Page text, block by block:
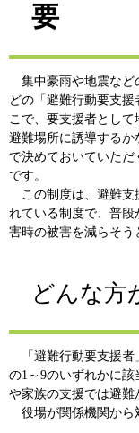
要
集中豪雨や地震など
どの「避難行動要支
こで、要支援者とし
避難場所に誘導する
で決めておいていた
です。
この制度は、避難支
れている制度で、普段
害時の被害を減らそう
どんな方
「避難行動要支援者
の1～9のいずれかに
や家族の支援では避難
役場が関係機関から